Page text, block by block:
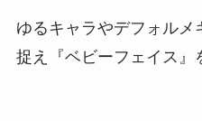
ゆるキャラやデフォルメ
捉え『ベビーフェイス』